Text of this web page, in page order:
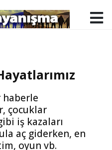
haberle
çocuklar
iş kazaları
aç giderken, en
oyun vb.